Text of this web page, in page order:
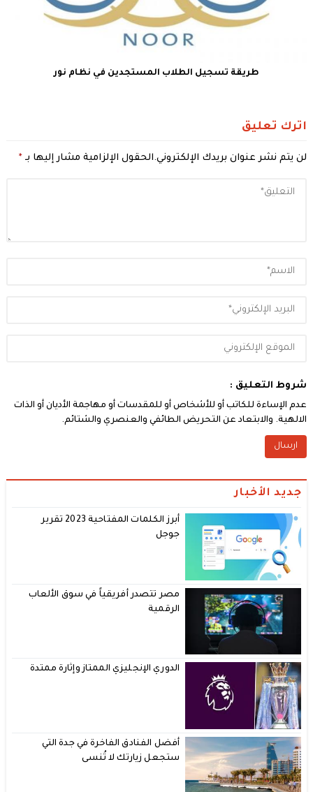
طريقة تسجيل الطلاب المستجدين في نظام نور
اترك تعليق
لن يتم نشر عنوان بريدك الإلكتروني.الحقول الإلزامية مشار إليها بـ *
شروط التعليق :
عدم الإساءة للكاتب أو للأشخاص أو للمقدسات أو مهاجمة الأديان أو الذات
الالهية. والابتعاد عن التحريض الطائفي والعنصري والشتائم.
جديد الأخبار
أبرز الكلمات المفتاحية 2023 تقرير
جوجل
مصر تتصدر أفريقياً في سوق الألعاب
الرقمية
الدوري الإنجليزي الممتاز وإثارة ممتدة
أفضل الفنادق الفاخرة في جدة التي
ستجعل زيارتك لا تُنسى